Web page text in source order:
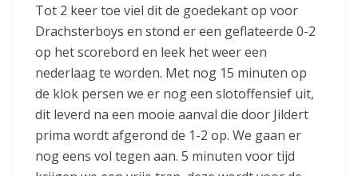
Tot 2 keer toe viel dit de goedekant op voor
Drachsterboys en stond er een geflateerde 0-2
op het scorebord en leek het weer een
nederlaag te worden. Met nog 15 minuten op
de klok persen we er nog een slotoffensief uit,
dit leverd na een mooie aanval die door Jildert
prima wordt afgerond de 1-2 op. We gaan er
nog eens vol tegen aan. 5 minuten voor tijd